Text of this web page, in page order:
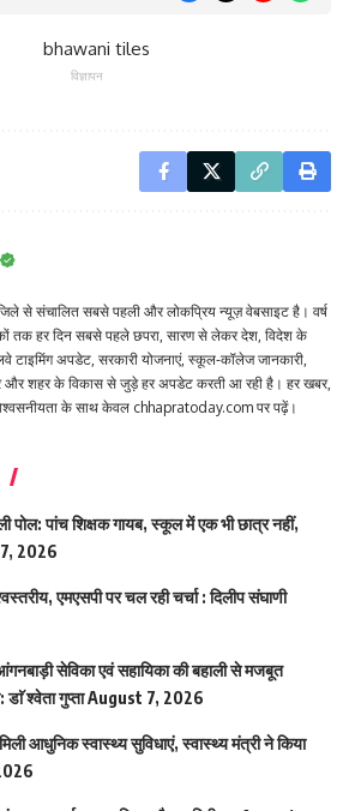
विज्ञापन
से संचालित सबसे पहली और लोकप्रिय न्यूज़ वेबसाइट है। वर्ष
तक हर दिन सबसे पहले छपरा, सारण से लेकर देश, विदेश के
टाइमिंग अपडेट, सरकारी योजनाएं, स्कूल-कॉलेज जानकारी,
और शहर के विकास से जुड़े हर अपडेट करती आ रही है। हर खबर,
के साथ केवल chhapratoday.com पर पढ़ें।
पोल: पांच शिक्षक गायब, स्कूल में एक भी छात्र नहीं,
2026
एमएसपी पर चल रही चर्चा : दिलीप संघाणी
सेविका एवं सहायिका की बहाली से मजबूत
श्वेता गुप्ताAugust 7, 2026
आधुनिक स्वास्थ्य सुविधाएं, स्वास्थ्य मंत्री ने किया